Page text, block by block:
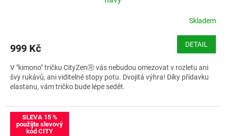
R
M
A
Skladem
999 Kč DETAIL
V "kimono" tričku CityZenⓇ vás nebudou omezovat v rozletu ani
švy rukávů, ani viditelné stopy potu. Dvojitá výhra! Díky přídavku
elastanu, vám tričko bude lépe sedět.
Velikostní tabulka CityZen ALTA
SLEVA 15 %
použijte slevový
kód CITY